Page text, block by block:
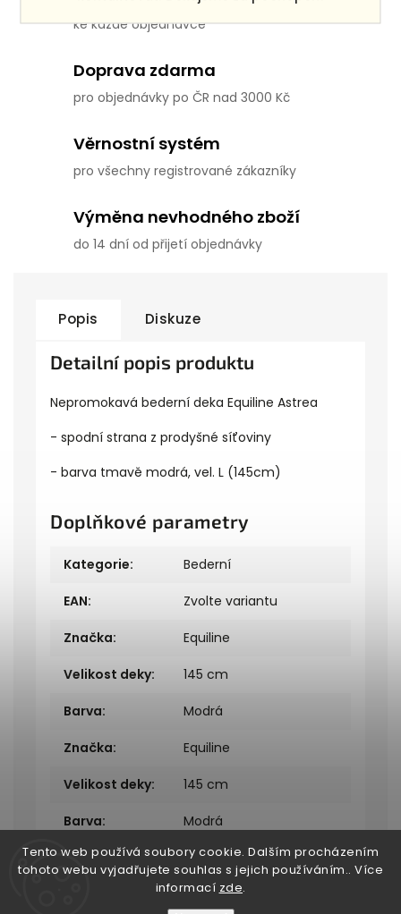
Tento web používá soubory cookie. Dalším procházením
tohoto webu vyjadřujete souhlas s jejich používáním.. Více
informací zde.
ke každé objednávce
Doprava zdarma
pro objednávky po ČR nad 3000 Kč
Věrnostní systém
pro všechny registrované zákazníky
Výměna nevhodného zboží
do 14 dní od přijetí objednávky
Popis Diskuze
Detailní popis produktu
Nepromokavá bederní deka Equiline Astrea
- spodní strana z prodyšné síťoviny
- barva tmavě modrá, vel. L (145cm)
Doplňkové parametry
Kategorie: Bederní
EAN: Zvolte variantu
Značka: Equiline
Velikost deky: 145 cm
Barva: Modrá
Značka: Equiline
Velikost deky: 145 cm
Barva: Modrá